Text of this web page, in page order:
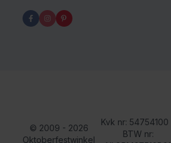
© 2009 - 2026
Oktoberfestwinkel
Kvk nr: 54754100
BTW nr: